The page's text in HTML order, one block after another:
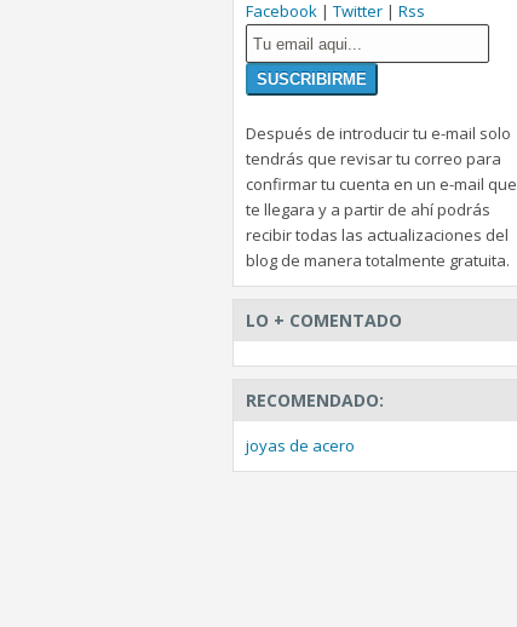
Facebook | Twitter | Rss
Después de introducir tu e-mail solo
tendrás que revisar tu correo para
confirmar tu cuenta en un e-mail que
te llegara y a partir de ahí podrás
recibir todas las actualizaciones del
blog de manera totalmente gratuita.
LO + COMENTADO
RECOMENDADO:
joyas de acero